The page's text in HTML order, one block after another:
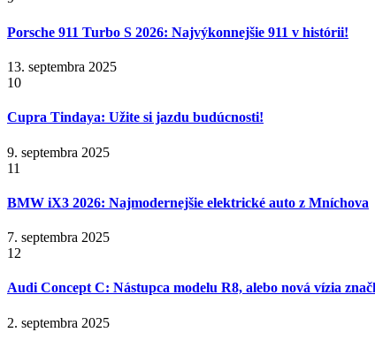
Porsche 911 Turbo S 2026: Najvýkonnejšie 911 v histórii!
13. septembra 2025
10
Cupra Tindaya: Užite si jazdu budúcnosti!
9. septembra 2025
11
BMW iX3 2026: Najmodernejšie elektrické auto z Mníchova
7. septembra 2025
12
Audi Concept C: Nástupca modelu R8, alebo nová vízia
2. septembra 2025